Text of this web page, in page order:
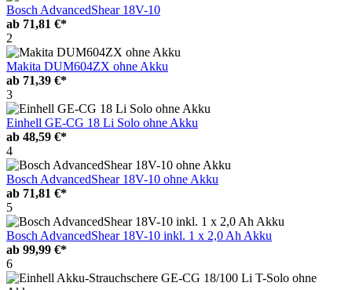
Bosch AdvancedShear 18V-10
ab 71,81 €*
2
Makita DUM604ZX ohne Akku
ab 71,39 €*
3
Einhell GE-CG 18 Li Solo ohne Akku
ab 48,59 €*
4
Bosch AdvancedShear 18V-10 ohne Akku
ab 71,81 €*
5
Bosch AdvancedShear 18V-10 inkl. 1 x 2,0 Ah Akku
ab 99,99 €*
6